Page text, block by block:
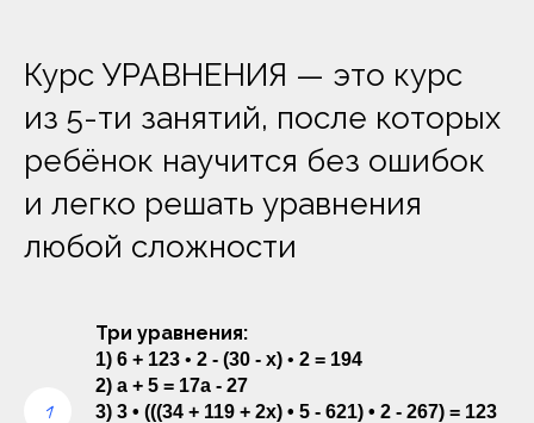
Курс УРАВНЕНИЯ — это курс
из 5-ти занятий, после которых
ребёнок научится без ошибок
и легко решать уравнения
любой сложности
Три уравнения:
1) 6 + 123 • 2 - (30 - х) • 2 = 194
2) а + 5 = 17а - 27
3) 3 • (((34 + 119 + 2х) • 5 - 621) • 2 - 267) = 123